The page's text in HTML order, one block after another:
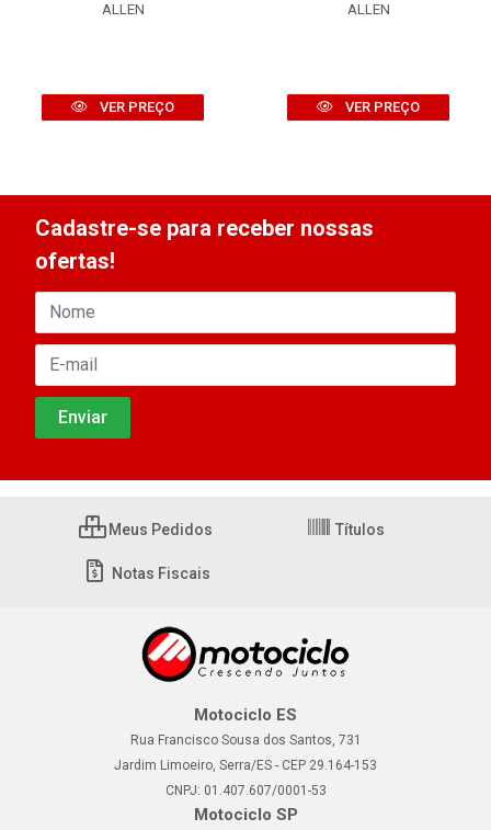
ALLEN
VER PREÇO
ALLEN
VER PREÇO
Cadastre-se para receber nossas
ofertas!
Meus Pedidos Títulos
Notas Fiscais
Motociclo ES
Rua Francisco Sousa dos Santos, 731
Jardim Limoeiro, Serra/ES - CEP 29.164-153
CNPJ: 01.407.607/0001-53
Motociclo SP